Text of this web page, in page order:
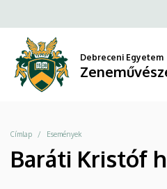
Kristóf
hegedűestje
Zeneművészeti
Kar
a
tartalomra
Debreceni Egyetem
Morzsa
Címlap Események
Baráti Kristóf